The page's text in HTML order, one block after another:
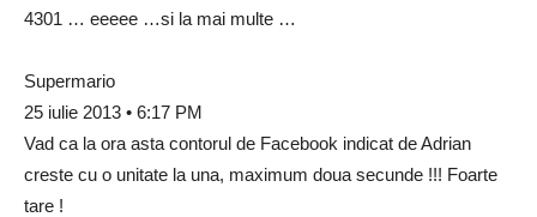
4301 … eeeee …si la mai multe …
Supermario
25 iulie 2013 • 6:17 PM
Vad ca la ora asta contorul de Facebook indicat de Adrian
creste cu o unitate la una, maximum doua secunde !!! Foarte
tare !